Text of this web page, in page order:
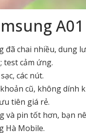
đã chai nhiều, dung
test cảm ứng.
các nút.
cũ, không dính
tiên giá rẻ.
và pin tốt hơn, bạn
Hà Mobile.